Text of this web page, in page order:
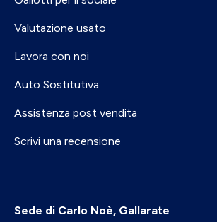
Valutazione usato
Lavora con noi
Auto Sostitutiva
Assistenza post vendita
Scrivi una recensione
Sede di Carlo Noè, Gallarate